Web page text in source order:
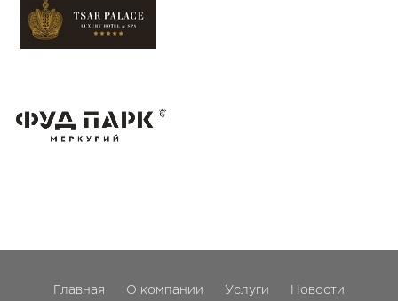
Главная О компании Услуги Новости